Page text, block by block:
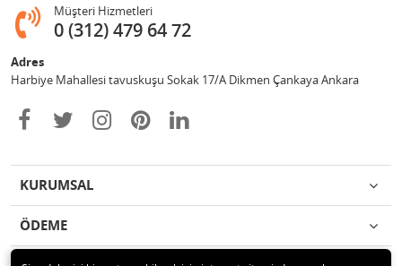
Müşteri Hizmetleri
0 (312) 479 64 72
Adres
Harbiye Mahallesi tavuskuşu Sokak 17/A Dikmen Çankaya Ankara
KURUMSAL
ÖDEME